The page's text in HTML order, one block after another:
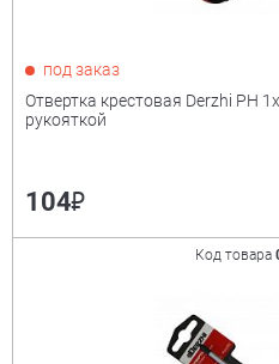
под заказ
Отвертка крестовая Derzhi PH
рукояткой
104₽
Код товара